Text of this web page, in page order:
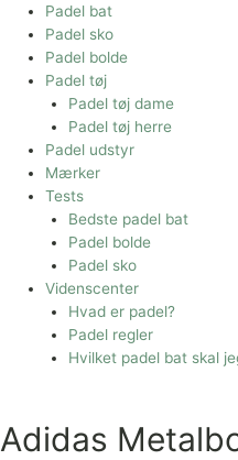
Padel bat
Padel sko
Padel bolde
Padel tøj
Padel tøj dame
Padel tøj herre
Padel udstyr
Mærker
Tests
Bedste padel bat
Padel bolde
Padel sko
Videnscenter
Hvad er padel?
Padel regler
Hvilket padel bat skal
Adidas